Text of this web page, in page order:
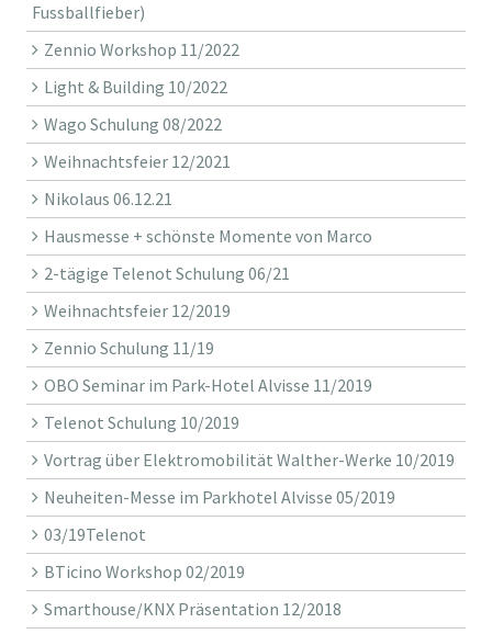
Fussballfieber)
Zennio Workshop 11/2022
Light & Building 10/2022
Wago Schulung 08/2022
Weihnachtsfeier 12/2021
Nikolaus 06.12.21
Hausmesse + schönste Momente von Marco
2-tägige Telenot Schulung 06/21
Weihnachtsfeier 12/2019
Zennio Schulung 11/19
OBO Seminar im Park-Hotel Alvisse 11/2019
Telenot Schulung 10/2019
Vortrag über Elektromobilität Walther-Werke 10/2019
Neuheiten-Messe im Parkhotel Alvisse 05/2019
03/19Telenot
BTicino Workshop 02/2019
Smarthouse/KNX Präsentation 12/2018